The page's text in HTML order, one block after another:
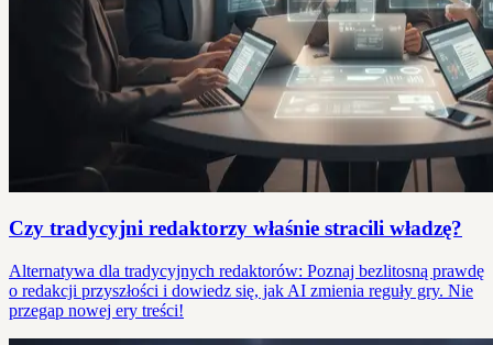
Czy tradycyjni redaktorzy właśnie stracili władzę?
Alternatywa dla tradycyjnych redaktorów: Poznaj bezlitosną prawdę
o redakcji przyszłości i dowiedz się, jak AI zmienia reguły gry. Nie
przegap nowej ery treści!